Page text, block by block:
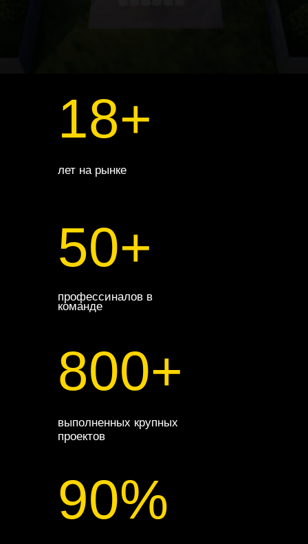
лет на рынке
18+
профессиналов в
команде
50+
выполненных крупных
проектов
800+
90%